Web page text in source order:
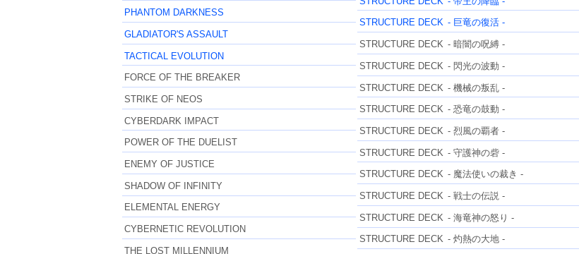
PHANTOM DARKNESS
GLADIATOR'S ASSAULT
TACTICAL EVOLUTION
FORCE OF THE BREAKER
STRIKE OF NEOS
CYBERDARK IMPACT
POWER OF THE DUELIST
ENEMY OF JUSTICE
SHADOW OF INFINITY
ELEMENTAL ENERGY
CYBERNETIC REVOLUTION
THE LOST MILLENNIUM
STRUCTURE DECK - 巨竜の復活 -
STRUCTURE DECK - 暗闇の呪縛 -
STRUCTURE DECK - 閃光の波動 -
STRUCTURE DECK - 機械の叛乱 -
STRUCTURE DECK - 恐竜の鼓動 -
STRUCTURE DECK - 烈風の覇者 -
STRUCTURE DECK - 守護神の砦 -
STRUCTURE DECK - 魔法使いの裁き -
STRUCTURE DECK - 戦士の伝説 -
STRUCTURE DECK - 海竜神の怒り -
STRUCTURE DECK - 灼熱の大地 -